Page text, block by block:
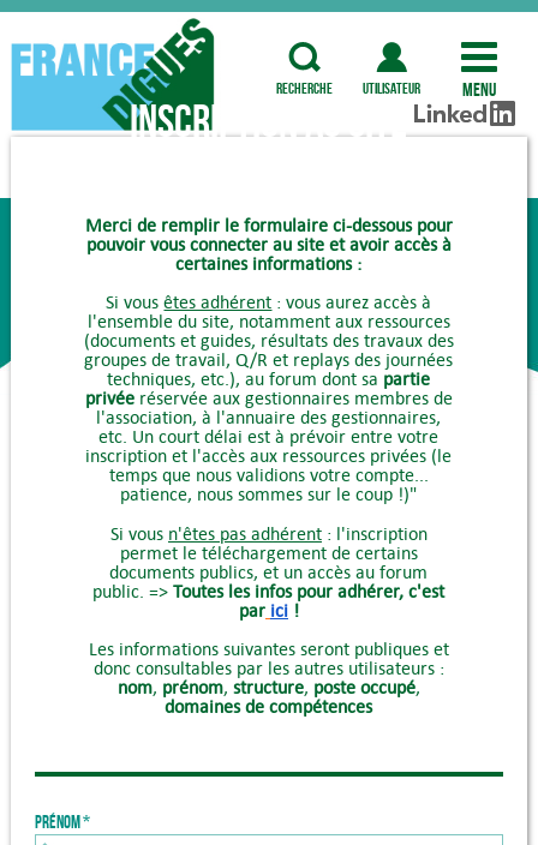
recherche utilisateur Menu
Inscription au site
Merci de remplir le formulaire ci-dessous pour
pouvoir vous connecter au site et avoir accès à
certaines informations :
Si vousêtes adhérent : vous aurez accès à
l'ensemble du site, notamment aux ressources
(documents et guides, résultats des travaux des
groupes de travail, Q/R et replays des journées
techniques, etc.), au forum dont sa partie
privéeréservée aux gestionnaires membres de
l'association, à l'annuaire des gestionnaires,
etc. Un court délai est à prévoir entre votre
inscription et l'accès aux ressources privées (le
temps que nous validions votre compte...
patience, nous sommes sur le coup !)"
Si vous n'êtes pas adhérent: l'inscription
permet le téléchargement de certains
documents publics, et un accès au forum
public. =>Toutes les infos pour adhérer, c'est
par ici !
Les informations suivantes seront publiques et
donc consultables par les autres utilisateurs :
nom, prénom, structure, poste occupé,
domaines de compétences
Prénom